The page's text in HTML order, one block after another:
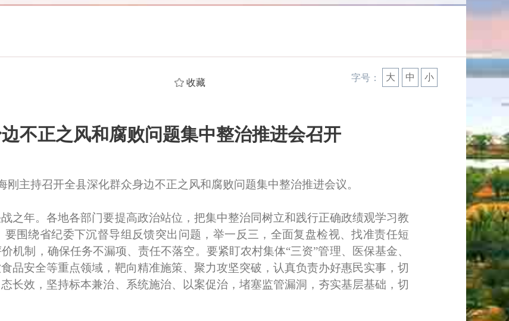
小
中
大
字号：
收藏
不正之风和腐败问题集中整治推进会召开
主持召开全县深化群众身边不正之风和腐败问题集中整治推进会议。
年。各地各部门要提高政治站位，把集中整治同树立和践行正确政绩观学习教
围绕省纪委下沉督导组反馈突出问题，举一反三，全面复盘检视、找准责任短
机制，确保任务不漏项、责任不落空。要紧盯农村集体“三资”管理、医保基金、
品安全等重点领域，靶向精准施策、聚力攻坚突破，认真负责办好惠民实事，切
长效，坚持标本兼治、系统施治、以案促治，堵塞监管漏洞，夯实基层基础，切